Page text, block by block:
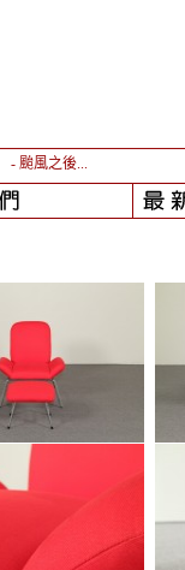
- 颱風之後...